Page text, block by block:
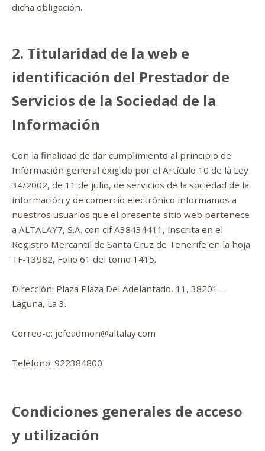
dicha obligación.
2. Titularidad de la web e
identificación del Prestador de
Servicios de la Sociedad de la
Información
Con la finalidad de dar cumplimiento al principio de
Información general exigido por el Artículo 10 de la Ley
34/2002, de 11 de julio, de servicios de la sociedad de la
información y de comercio electrónico informamos a
nuestros usuarios que el presente sitio web pertenece
a ALTALAY7, S.A. con cif A38434411, inscrita en el
Registro Mercantil de Santa Cruz de Tenerife en la hoja
TF-13982, Folio 61 del tomo 1415.
Dirección: Plaza Plaza Del Adelantado, 11, 38201 –
Laguna, La 3.
Correo-e: jefeadmon@altalay.com
Teléfono: 922384800
Condiciones generales de acceso
y utilización